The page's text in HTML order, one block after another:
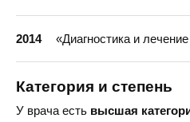
2014 «Диагностика и
Категория и степень
У врача есть высшая